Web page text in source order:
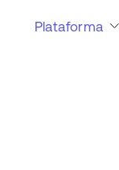
Plataforma